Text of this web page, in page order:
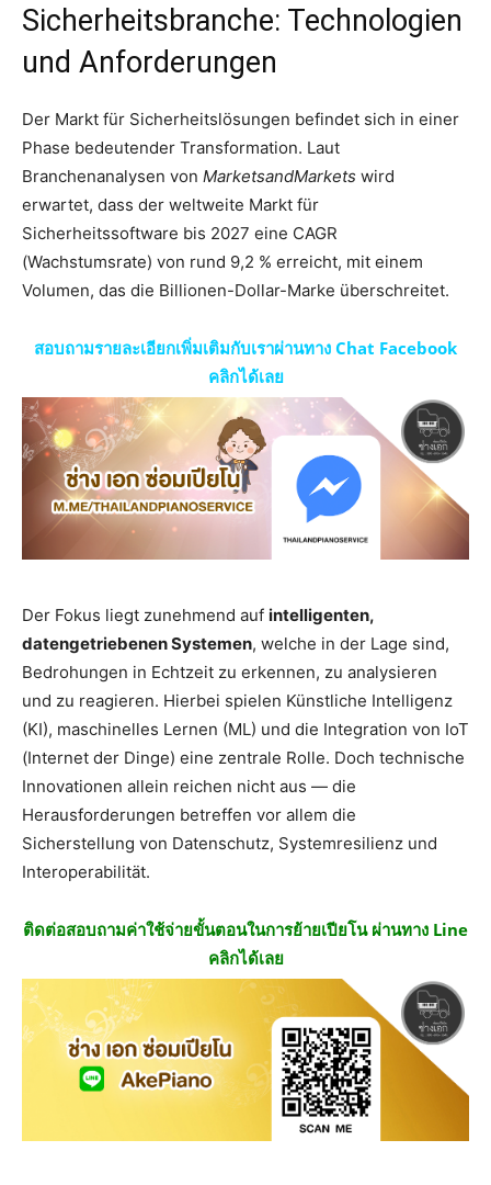
Sicherheitsbranche: Technologien
und Anforderungen
Der Markt für Sicherheitslösungen befindet sich in einer
Phase bedeutender Transformation. Laut
Branchenanalysen von MarketsandMarkets wird
erwartet, dass der weltweite Markt für
Sicherheitssoftware bis 2027 eine CAGR
(Wachstumsrate) von rund 9,2 % erreicht, mit einem
Volumen, das die Billionen-Dollar-Marke überschreitet.
สอบถามรายละเอียกเพิ่มเติมกับเราผ่านทาง Chat Facebook
คลิกได้เลย
Der Fokus liegt zunehmend auf intelligenten,
datengetriebenen Systemen, welche in der Lage sind,
Bedrohungen in Echtzeit zu erkennen, zu analysieren
und zu reagieren. Hierbei spielen Künstliche Intelligenz
(KI), maschinelles Lernen (ML) und die Integration von IoT
(Internet der Dinge) eine zentrale Rolle. Doch technische
Innovationen allein reichen nicht aus — die
Herausforderungen betreffen vor allem die
Sicherstellung von Datenschutz, Systemresilienz und
Interoperabilität.
ติดต่อสอบถามค่าใช้จ่ายขั้นตอนในการย้ายเปียโน ผ่านทาง Line
คลิกได้เลย